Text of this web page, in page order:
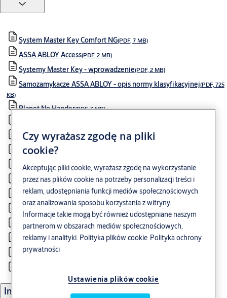
System Master Key Comfort NG(PDF, 7 MB)
ASSA ABLOY Access(PDF, 2 MB)
Systemy Master Key - wprowadzenie(PDF, 2 MB)
Samozamykacze ASSA ABLOY - opis normy klasyfikacyjnej(PDF, 725
KB)
Planet No Hander(PDF, 3 MB)
System Master Key PERK(PDF, 4 MB)
Praktyczny przewodnik wyboru samozamykaczy
Samozamykacze czy drzwi automatyczne(PDF, 942 KB)
Współpraca z działem Specyfikacji ASSA ABLOY(PDF, 1 MB)
Wkładka budowlana Comfort NG (PDF, 946 KB)
Elektroniczna kontrola dostępu(PDF, 4 MB)
Higieniczne rozwiązania drzwiowe(PDF, 3 MB)
Opening Studio - pomocne linki(PDF, 1 MB)
System SK6, Profil Radius
Incedo Business
Czy wyrażasz zgodę na pliki
cookie?
Akceptując pliki cookie, wyrażasz zgodę na wykorzystanie
przez nas plików cookie na potrzeby personalizacji treści i
reklam, udostępniania funkcji mediów społecznościowych
oraz analizowania sposobu korzystania z witryny.
Informacje takie mogą być również udostępniane naszym
partnerom w obszarach mediów społecznościowych,
reklamy i analityki. Polityka plików cookie Polityka ochrony
prywatności
Ustawienia plików cookie